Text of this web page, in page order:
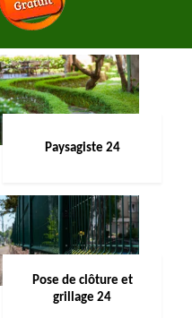
Paysagiste 24
Pose de clôture et
grillage 24